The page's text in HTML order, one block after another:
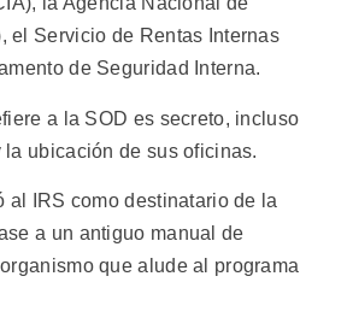
el Servicio de Rentas Internas
de Seguridad Interna.
a la SOD es secreto, incluso
la ubicación de sus oficinas.
al IRS como destinatario de la
a un antiguo manual de
que alude al programa